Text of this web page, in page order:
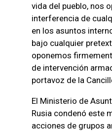
vida del pueblo, nos
interferencia de
en los asuntos
bajo cualquier
oponemos
de intervención
portavoz de la
El Ministerio de
Rusia condenó este
acciones de grupos